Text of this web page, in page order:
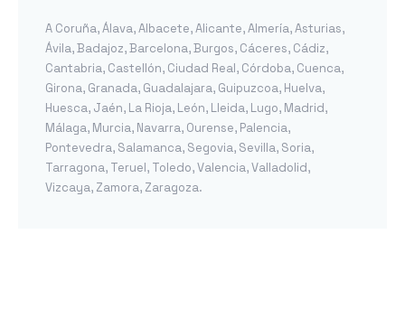
A Coruña,Álava,Albacete,Alicante,Almería,Asturias,
Ávila,Badajoz,Barcelona,Burgos, Cáceres, Cádiz,
Cantabria, Castellón, Ciudad Real, Córdoba, Cuenca,
Girona, Granada, Guadalajara, Guipuzcoa, Huelva,
Huesca, Jaén, La Rioja, León, Lleida, Lugo, Madrid,
Málaga, Murcia, Navarra, Ourense, Palencia,
Pontevedra, Salamanca, Segovia, Sevilla, Soria,
Tarragona, Teruel, Toledo,Valencia,Valladolid,
Vizcaya, Zamora, Zaragoza.